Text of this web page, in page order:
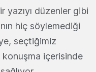
yazıyı düzenler gibi
hiç söylemediği
seçtiğimiz
konuşma içerisinde